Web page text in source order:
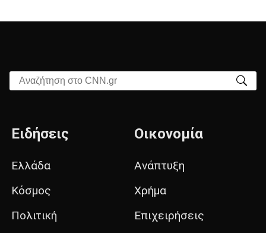
Αναζήτηση στο CNN.gr
Ειδήσεις
Ελλάδα
Κόσμος
Πολιτική
Οικονομία
Ανάπτυξη
Χρήμα
Επιχειρήσεις